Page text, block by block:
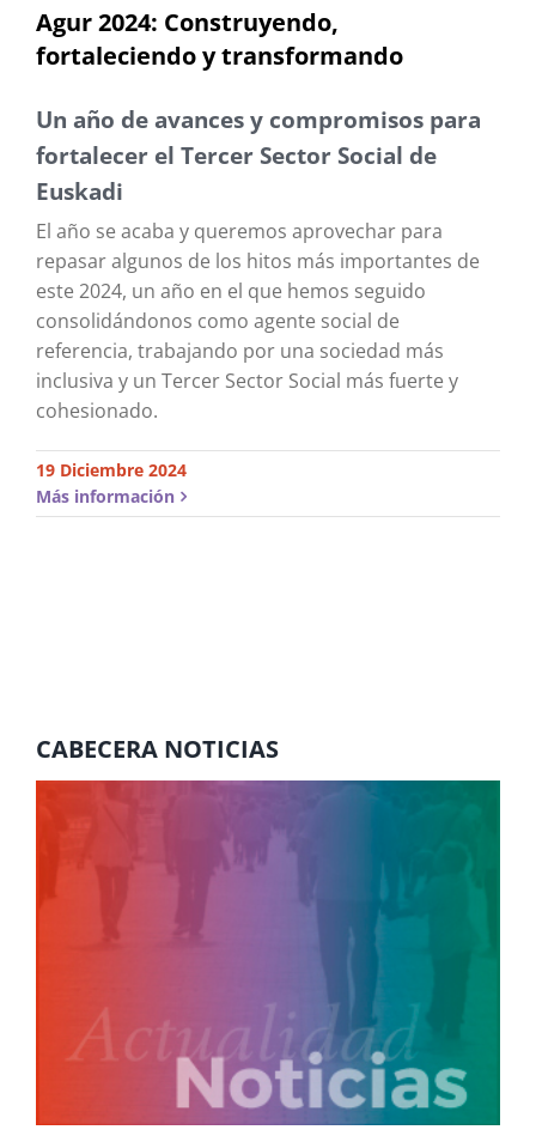
Agur 2024: Construyendo,
fortaleciendo y transformando
Un año de avances y compromisos para
fortalecer el Tercer Sector Social de
Euskadi
El año se acaba y queremos aprovechar para
repasar algunos de los hitos más importantes de
este 2024, un año en el que hemos seguido
consolidándonos como agente social de
referencia, trabajando por una sociedad más
inclusiva y un Tercer Sector Social más fuerte y
cohesionado.
19 Diciembre 2024
Más información
CABECERA NOTICIAS